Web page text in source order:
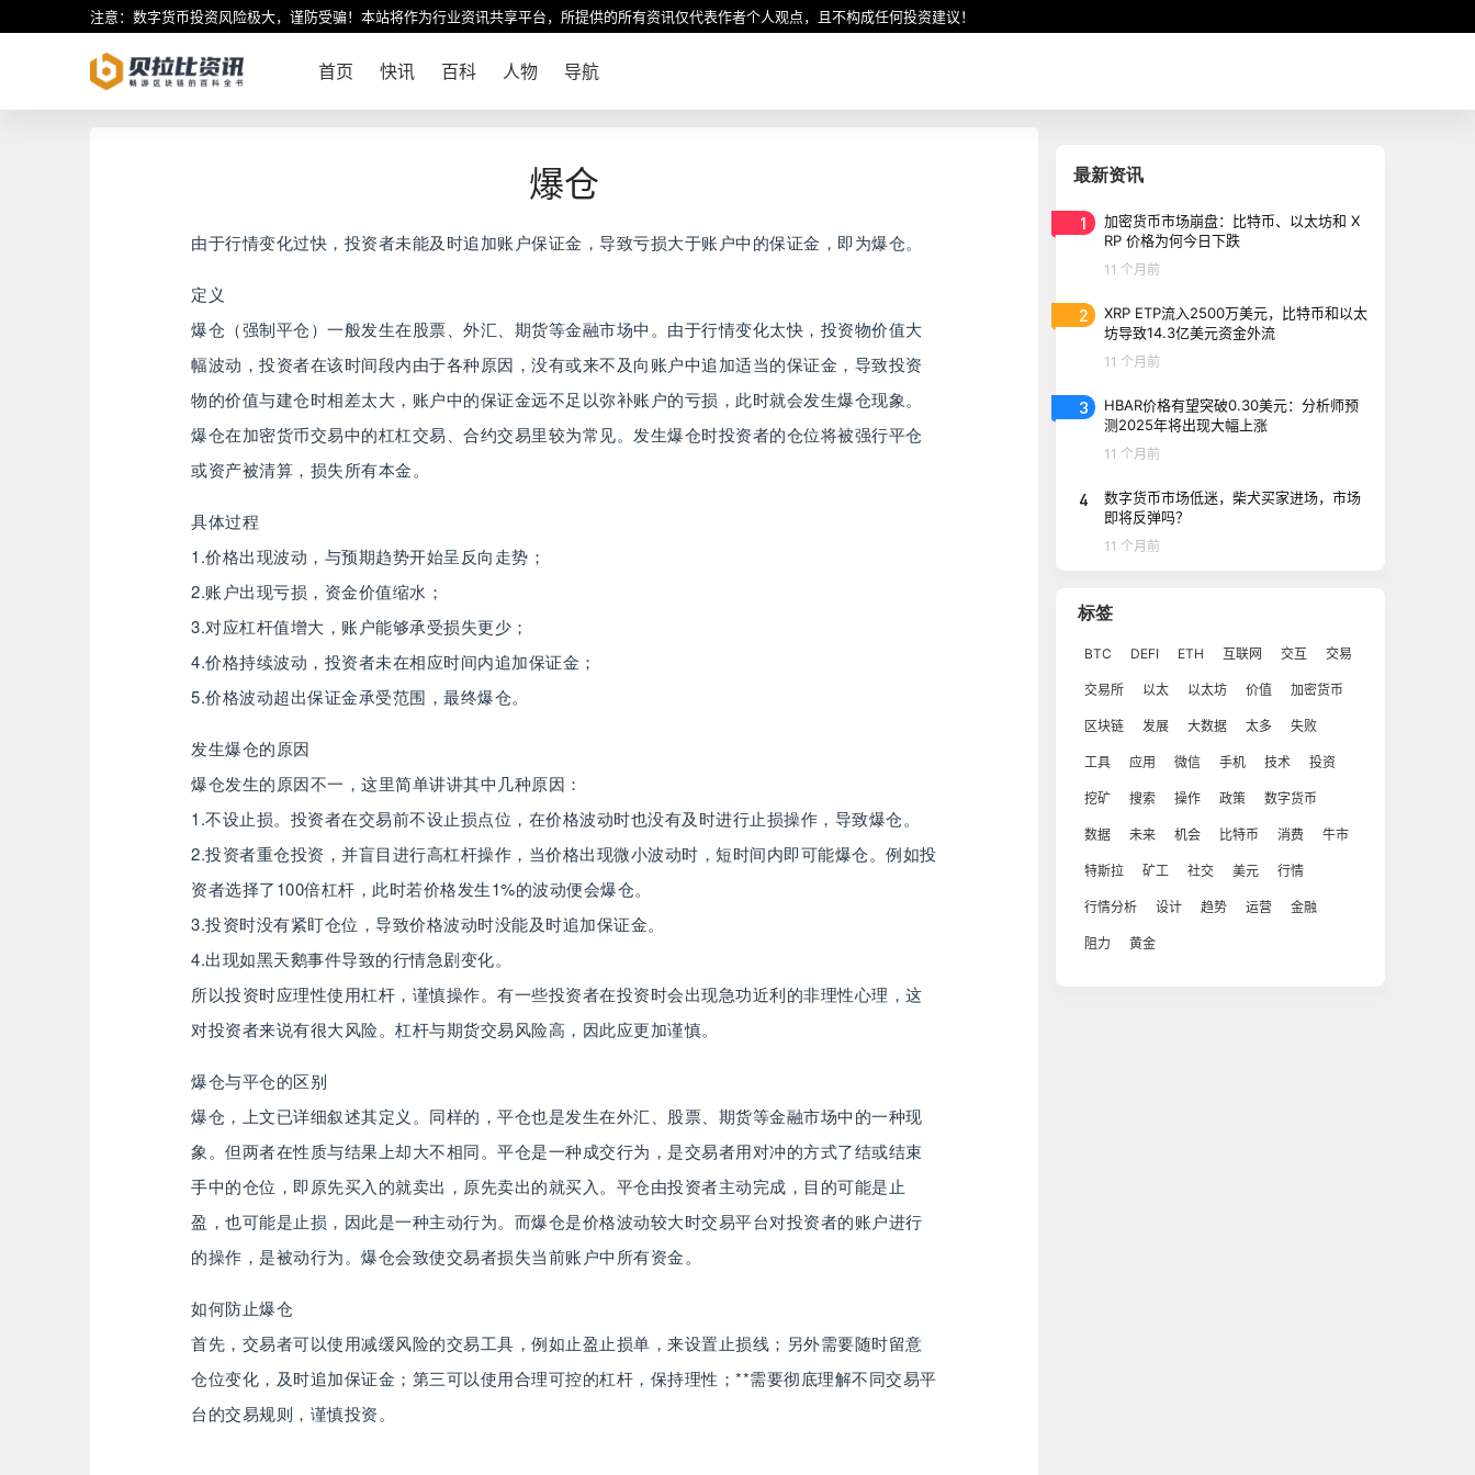
注意：数字货币投资风险极大，谨防受骗！本站将作为行业资讯共享平台，所提供的所有资讯仅代表作者个人观点，且不构成任何投资建议！
首页 快讯 百科 人物 导航
爆仓
由于行情变化过快，投资者未能及时追加账户保证金，导致亏损大于账户中的保证金，即为爆仓。
定义
爆仓（强制平仓）一般发生在股票、外汇、期货等金融市场中。由于行情变化太快，投资物价值大
幅波动，投资者在该时间段内由于各种原因，没有或来不及向账户中追加适当的保证金，导致投资
物的价值与建仓时相差太大，账户中的保证金远不足以弥补账户的亏损，此时就会发生爆仓现象。
爆仓在加密货币交易中的杠杠交易、合约交易里较为常见。发生爆仓时投资者的仓位将被强行平仓
或资产被清算，损失所有本金。
具体过程
1.价格出现波动，与预期趋势开始呈反向走势；
2.账户出现亏损，资金价值缩水；
3.对应杠杆值增大，账户能够承受损失更少；
4.价格持续波动，投资者未在相应时间内追加保证金；
5.价格波动超出保证金承受范围，最终爆仓。
发生爆仓的原因
爆仓发生的原因不一，这里简单讲讲其中几种原因：
1.不设止损。投资者在交易前不设止损点位，在价格波动时也没有及时进行止损操作，导致爆仓。
2.投资者重仓投资，并盲目进行高杠杆操作，当价格出现微小波动时，短时间内即可能爆仓。例如投
资者选择了100倍杠杆，此时若价格发生1%的波动便会爆仓。
3.投资时没有紧盯仓位，导致价格波动时没能及时追加保证金。
4.出现如黑天鹅事件导致的行情急剧变化。
所以投资时应理性使用杠杆，谨慎操作。有一些投资者在投资时会出现急功近利的非理性心理，这
对投资者来说有很大风险。杠杆与期货交易风险高，因此应更加谨慎。
爆仓与平仓的区别
爆仓，上文已详细叙述其定义。同样的，平仓也是发生在外汇、股票、期货等金融市场中的一种现
象。但两者在性质与结果上却大不相同。平仓是一种成交行为，是交易者用对冲的方式了结或结束
手中的仓位，即原先买入的就卖出，原先卖出的就买入。平仓由投资者主动完成，目的可能是止
盈，也可能是止损，因此是一种主动行为。而爆仓是价格波动较大时交易平台对投资者的账户进行
的操作，是被动行为。爆仓会致使交易者损失当前账户中所有资金。
如何防止爆仓
首先，交易者可以使用减缓风险的交易工具，例如止盈止损单，来设置止损线；另外需要随时留意
仓位变化，及时追加保证金；第三可以使用合理可控的杠杆，保持理性；**需要彻底理解不同交易平
台的交易规则，谨慎投资。
最新资讯
1
加密货币市场崩盘：比特币、以太坊和 X
RP 价格为何今日下跌
11 个月前
2
XRP ETP流入2500万美元，比特币和以太
坊导致14.3亿美元资金外流
11 个月前
3
HBAR价格有望突破0.30美元：分析师预
测2025年将出现大幅上涨
11 个月前
4
数字货币市场低迷，柴犬买家进场，市场
即将反弹吗？
11 个月前
标签
BTC DEFI ETH 互联网 交互 交易
交易所 以太 以太坊 价值 加密货币
区块链 发展 大数据 太多 失败
工具 应用 微信 手机 技术 投资
挖矿 搜索 操作 政策 数字货币
数据 未来 机会 比特币 消费 牛市
特斯拉 矿工 社交 美元 行情
行情分析 设计 趋势 运营 金融
阻力 黄金